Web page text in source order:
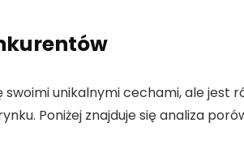
swoimi unikalnymi cechami, ale
Poniżej znajduje się analiza